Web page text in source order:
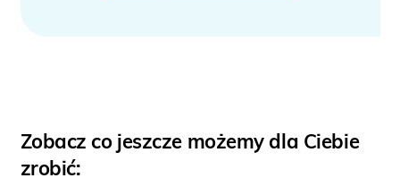
Zobacz co jeszcze możemy dla Ciebie
zrobić: